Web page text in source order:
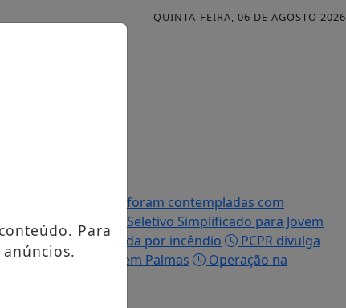
QUINTA-FEIRA, 06 DE AGOSTO 2026
Famílias palmenses foram contempladas com
abre Processo Seletivo Simplificado para Jovem
teve a casa destruída por incêndio
PCPR divulga
prende homem em Palmas
Operação na
Para